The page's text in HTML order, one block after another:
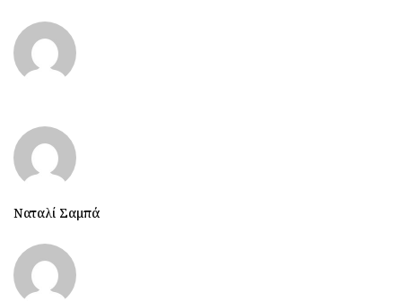
Ναταλί Σαμπά